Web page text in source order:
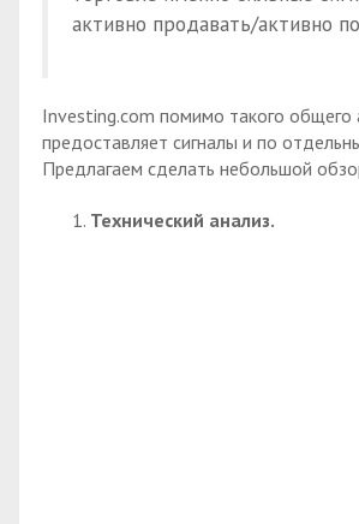
активно продавать/активно
Investing.com помимо такого общего
предоставляет сигналы и по
Предлагаем сделать небольшой
Технический анализ.